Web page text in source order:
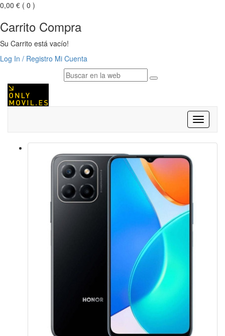
0,00 € ( 0 )
Carrito Compra
Su Carrito está vacío!
Log In / Registro Mi Cuenta